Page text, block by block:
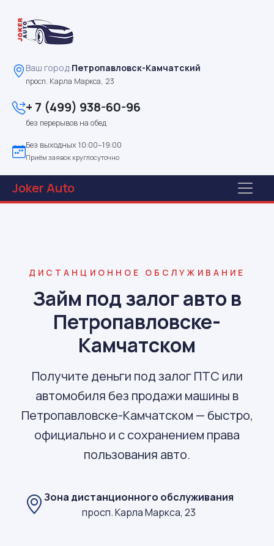
Ваш город:Петропавловск-Камчатский
просп. Карла Маркса, 23
+ 7 (499) 938-60-96
без перерывов на обед
Без выходных 10:00–19:00
Приём заявок круглосуточно
JokerAuto
ДИСТАНЦИОННОЕ ОБСЛУЖИВАНИЕ
Займ под залог авто в
Петропавловске-
Камчатском
Получите деньги под залог ПТС или
автомобиля без продажи машины в
Петропавловске-Камчатском — быстро,
официально и с сохранением права
пользования авто.
Зона дистанционного обслуживания
просп. Карла Маркса, 23